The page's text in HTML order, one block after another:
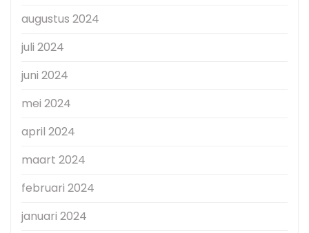
augustus 2024
juli 2024
juni 2024
mei 2024
april 2024
maart 2024
februari 2024
januari 2024